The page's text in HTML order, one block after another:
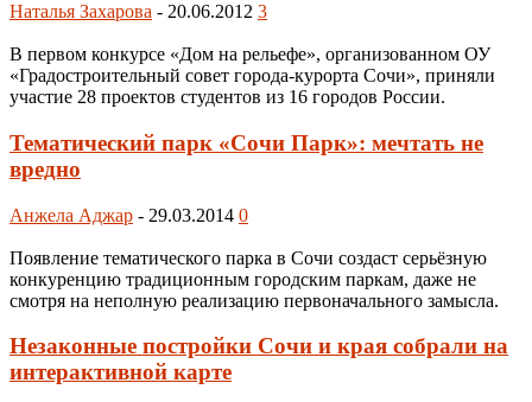
Наталья Захарова - 20.06.2012 3
В первом конкурсе «Дом на рельефе», организованном ОУ
«Градостроительный совет города-курорта Сочи», приняли
участие 28 проектов студентов из 16 городов России.
Тематический парк «Сочи Парк»: мечтать не
вредно
Анжела Аджар - 29.03.2014 0
Появление тематического парка в Сочи создаст серьёзную
конкуренцию традиционным городским паркам, даже не
смотря на неполную реализацию первоначального замысла.
Незаконные постройки Сочи и края собрали на
интерактивной карте